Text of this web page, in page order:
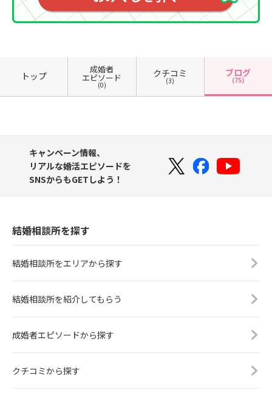
トップ
成婚者
エピソード
(0)
クチコミ
(3)
ブログ
(75)
キャンペーン情報、
リアルな婚活エピソードを
SNSからもGETしよう！
結婚相談所を探す
結婚相談所をエリアから探す
結婚相談所を紹介してもらう
成婚者エピソードから探す
クチコミから探す